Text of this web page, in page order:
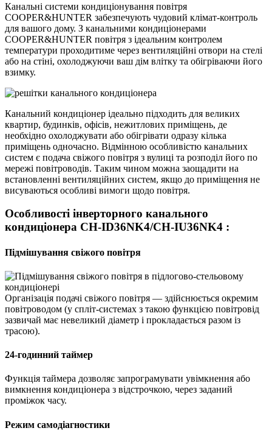
Канальні системи кондиціонування повітря
COOPER&HUNTER забезпечують чудовий клімат-контроль
для вашого дому. З канальними кондиціонерами
COOPER&HUNTER повітря з ідеальним контролем
температури проходитиме через вентиляційні отвори на стелі
або на стіні, охолоджуючи ваш дім влітку та обігріваючи його
взимку.
Канальний кондиціонер ідеально підходить для великих
квартир, будинків, офісів, нежитлових приміщень, де
необхідно охолоджувати або обігрівати одразу кілька
приміщень одночасно. Відмінною особливістю канальних
систем є подача свіжого повітря з вулиці та розподіл його по
мережі повітроводів. Таким чином можна заощадити на
встановленні вентиляційних систем, якщо до приміщення не
висуваються особливі вимоги щодо повітря.
Особливості інверторного канального
кондиціонера CH-ID36NK4/CH-IU36NK4 :
Підмішування свіжого повітря
Організація подачі свіжого повітря — здійснюється окремим
повітроводом (у спліт-системах з такою функцією повітровід
зазвичай має невеликий діаметр і прокладається разом із
трасою).
24-годинний таймер
Функція таймера дозволяє запрограмувати увімкнення або
вимкнення кондиціонера з відстрочкою, через заданий
проміжок часу.
Режим самодіагностики